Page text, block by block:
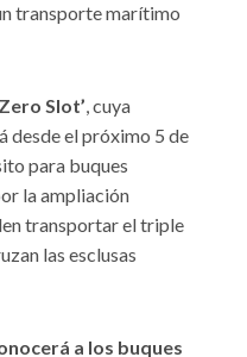
transporte marítimo
Slot’, cuya
desde el próximo 5 de
para buques
la ampliación
transportar el triple
las esclusas
a los buques